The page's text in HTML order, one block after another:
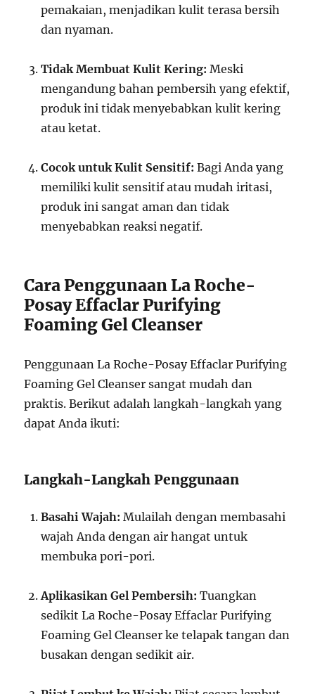
pemakaian, menjadikan kulit terasa bersih
dan nyaman.
Tidak Membuat Kulit Kering: Meski
mengandung bahan pembersih yang efektif,
produk ini tidak menyebabkan kulit kering
atau ketat.
Cocok untuk Kulit Sensitif: Bagi Anda yang
memiliki kulit sensitif atau mudah iritasi,
produk ini sangat aman dan tidak
menyebabkan reaksi negatif.
Cara Penggunaan La Roche-
Posay Effaclar Purifying
Foaming Gel Cleanser
Penggunaan La Roche-Posay Effaclar Purifying
Foaming Gel Cleanser sangat mudah dan
praktis. Berikut adalah langkah-langkah yang
dapat Anda ikuti:
Langkah-Langkah Penggunaan
Basahi Wajah: Mulailah dengan membasahi
wajah Anda dengan air hangat untuk
membuka pori-pori.
Aplikasikan Gel Pembersih: Tuangkan
sedikit La Roche-Posay Effaclar Purifying
Foaming Gel Cleanser ke telapak tangan dan
busakan dengan sedikit air.